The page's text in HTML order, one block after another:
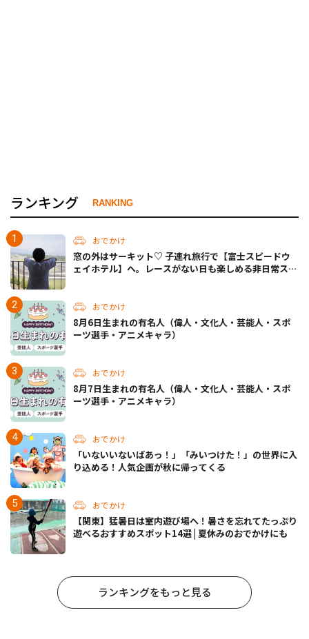
ランキング RANKING
おでかけ
窓の外はサーキット♡ 子連れ旅行で【富士スピードウ
ェイホテル】へ。レースがない日も楽しめる非日常ステ
おでかけ
8月6日生まれの有名人（偉人・文化人・芸能人・スポ
ーツ選手・アニメキャラ）
おでかけ
8月7日生まれの有名人（偉人・文化人・芸能人・スポ
ーツ選手・アニメキャラ）
おでかけ
「いないいないばあっ！」「みいつけた！」の世界に入
り込める！人気企画が秋に帰ってくる
おでかけ
【関東】猛暑日は室内遊び場へ！暑さを忘れてたっぷり
遊べるおすすめスポット14選 | 夏休みのおでかけにも
ランキングをもっと見る